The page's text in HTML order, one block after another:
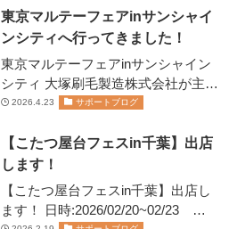
東京マルテーフェアinサンシャイ
ンシティへ行ってきました！
東京マルテーフェアinサンシャイン
シティ 大塚刷毛製造株式会社が主催
します 2026年2月13日(金)14日(土)に
2026.4.23 サポートブログ
【こたつ屋台フェスin千葉】出店
します！
【こたつ屋台フェスin千葉】出店し
ます！ 日時:2026/02/20~02/23